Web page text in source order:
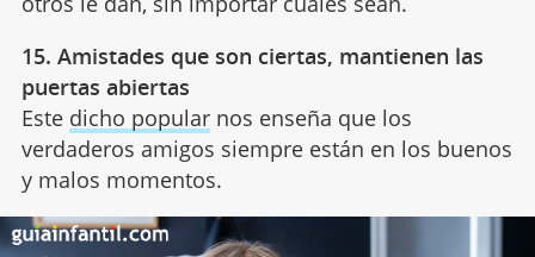
15. Amistades que son ciertas, mantienen las
puertas abiertas
Este dicho popularnos enseña que los
verdaderos amigos siempre están en los buenos
y malos momentos.